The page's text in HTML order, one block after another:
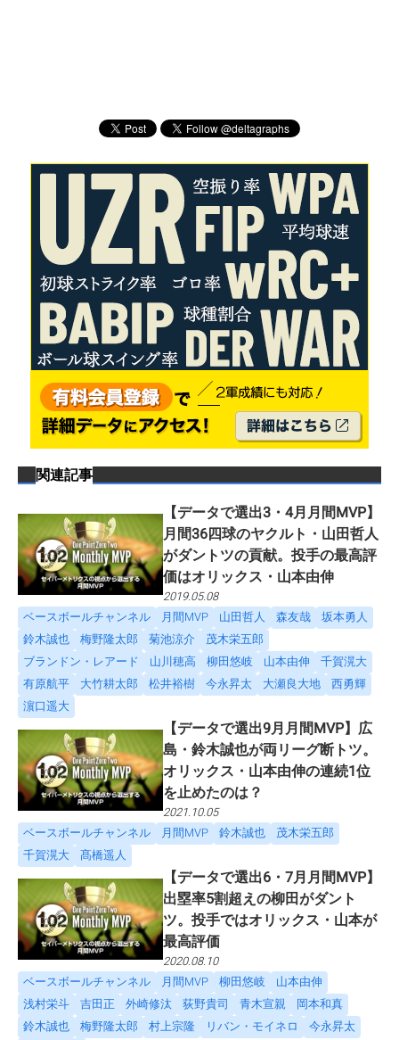
関連記事
【データで選出3・4月月間MVP】
月間36四球のヤクルト・山田哲人
がダントツの貢献。投手の最高評
価はオリックス・山本由伸
2019.05.08
ベースボールチャンネル
月間MVP 山田哲人 森友哉
坂本勇人
鈴木誠也
梅野隆太郎 菊池涼介
茂木栄五郎
ブランドン・レアード
山川穂高 柳田悠岐 山本由伸
千賀滉大
有原航平
大竹耕太郎 松井裕樹 今永昇太 大瀬良大地
西勇輝
濵口遥大
【データで選出9月月間MVP】広
島・鈴木誠也が両リーグ断トツ。
オリックス・山本由伸の連続1位
を止めたのは？
2021.10.05
ベースボールチャンネル
月間MVP 鈴木誠也
茂木栄五郎
千賀滉大
髙橋遥人
【データで選出6・7月月間MVP】
出塁率5割超えの柳田がダント
ツ。投手ではオリックス・山本が
最高評価
2020.08.10
ベースボールチャンネル
月間MVP 柳田悠岐
山本由伸
浅村栄斗
吉田正 外崎修汰 荻野貴司 青木宣親
岡本和真
鈴木誠也
梅野隆太郎 村上宗隆 リバン・モイネロ
今永昇太